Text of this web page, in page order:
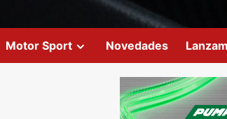
Motor Sport Novedades